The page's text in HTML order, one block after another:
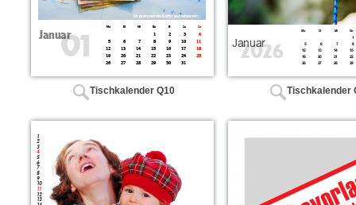
Tischkalender Q10 Tischkalender